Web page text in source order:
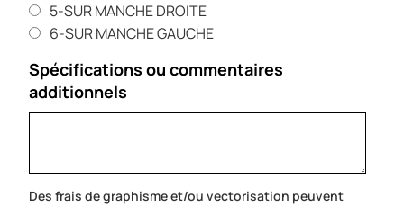
5-SUR MANCHE DROITE
6-SUR MANCHE GAUCHE
Spécifications ou commentaires
additionnels
Des frais de graphisme et/ou vectorisation peuvent